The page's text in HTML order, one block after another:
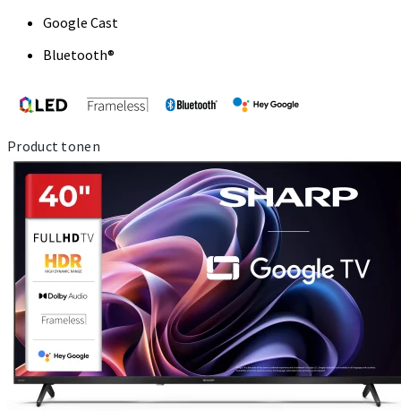
Google Cast
Bluetooth®
Product tonen